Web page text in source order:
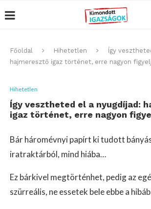
Főoldal Hihetetlen
Így
hajmeresztő igaz történet, erre nagyon
Hihetetlen
Így vesztheted el a nyugdíjad:
igaz történet, erre nagyon
Bár háromévnyi papírt ki tudott
iratraktárból, mind hiába…
Ez bárkivel megtörténhet, pedig az
szürreális, ne essetek bele ebbe a